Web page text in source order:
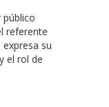
referente
su
el rol de